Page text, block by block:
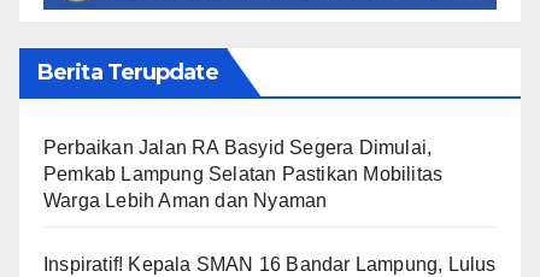
Berita Terupdate
Perbaikan Jalan RA Basyid Segera Dimulai,
Pemkab Lampung Selatan Pastikan Mobilitas
Warga Lebih Aman dan Nyaman
Inspiratif! Kepala SMAN 16 Bandar Lampung, Lulus